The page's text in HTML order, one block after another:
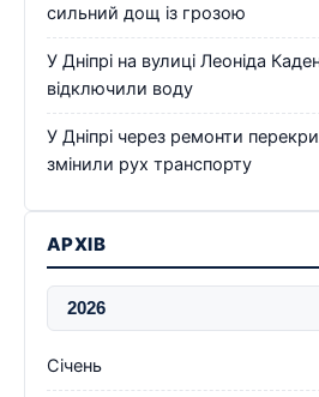
сильний дощ із грозою
У Дніпрі на вулиці Леоніда
відключили воду
У Дніпрі через ремонти
змінили рух транспорту
АРХІВ
Січень